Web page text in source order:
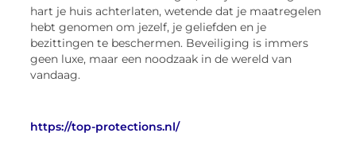
hart je huis achterlaten, wetende dat je maatregelen
hebt genomen om jezelf, je geliefden en je
bezittingen te beschermen. Beveiliging is immers
geen luxe, maar een noodzaak in de wereld van
vandaag.
https://top-protections.nl/